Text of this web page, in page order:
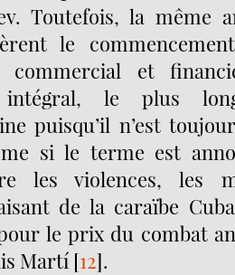
Toutefois, la même
le
commercial et
intégral, le plus
puisqu’il n’est
si le terme est
les violences, les
de la caraïbe
le prix du combat
Martí [12].